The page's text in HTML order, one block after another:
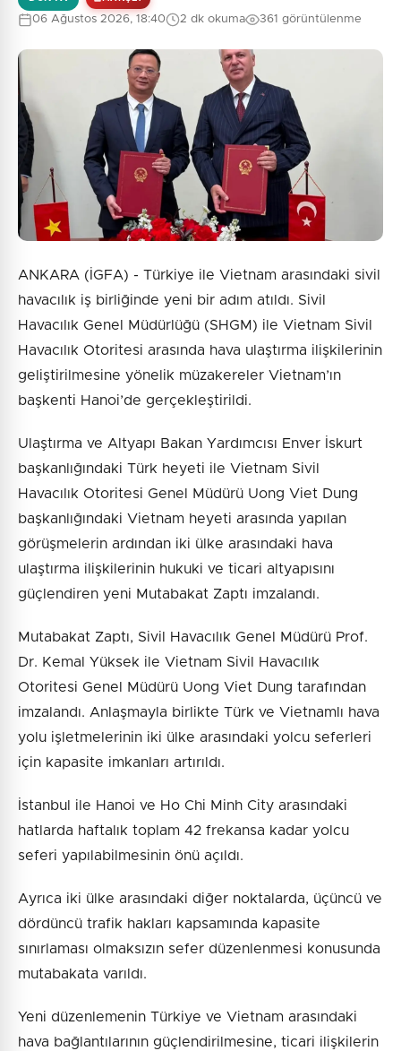
06 Ağustos 2026, 18:40 2 dk okuma 361 görüntülenme
ANKARA (İGFA) - Türkiye ile Vietnam arasındaki sivil
havacılık iş birliğinde yeni bir adım atıldı. Sivil
Havacılık Genel Müdürlüğü (SHGM) ile Vietnam Sivil
Havacılık Otoritesi arasında hava ulaştırma ilişkilerinin
geliştirilmesine yönelik müzakereler Vietnam’ın
başkenti Hanoi’de gerçekleştirildi.
Ulaştırma ve Altyapı Bakan Yardımcısı Enver İskurt
başkanlığındaki Türk heyeti ile Vietnam Sivil
Havacılık Otoritesi Genel Müdürü Uong Viet Dung
başkanlığındaki Vietnam heyeti arasında yapılan
görüşmelerin ardından iki ülke arasındaki hava
ulaştırma ilişkilerinin hukuki ve ticari altyapısını
güçlendiren yeni Mutabakat Zaptı imzalandı.
Mutabakat Zaptı, Sivil Havacılık Genel Müdürü Prof.
Dr. Kemal Yüksek ile Vietnam Sivil Havacılık
Otoritesi Genel Müdürü Uong Viet Dung tarafından
imzalandı. Anlaşmayla birlikte Türk ve Vietnamlı hava
yolu işletmelerinin iki ülke arasındaki yolcu seferleri
için kapasite imkanları artırıldı.
İstanbul ile Hanoi ve Ho Chi Minh City arasındaki
hatlarda haftalık toplam 42 frekansa kadar yolcu
seferi yapılabilmesinin önü açıldı.
Ayrıca iki ülke arasındaki diğer noktalarda, üçüncü ve
dördüncü trafik hakları kapsamında kapasite
sınırlaması olmaksızın sefer düzenlenmesi konusunda
mutabakata varıldı.
Yeni düzenlemenin Türkiye ve Vietnam arasındaki
hava bağlantılarının güçlendirilmesine, ticari ilişkilerin